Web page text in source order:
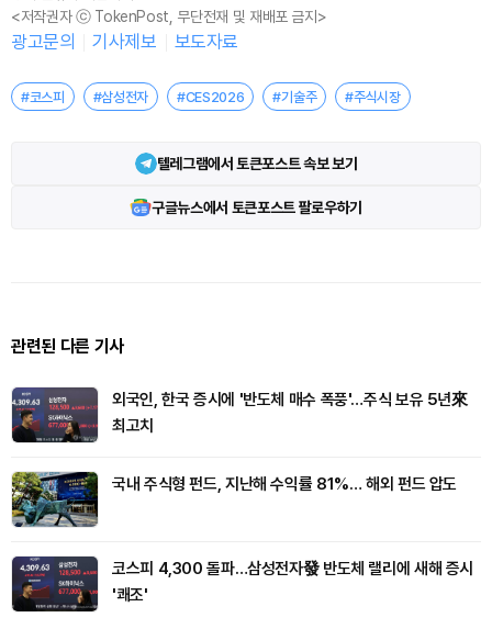
<저작권자 ⓒ TokenPost, 무단전재 및 재배포 금지>
광고문의 기사제보 보도자료
#코스피 #삼성전자 #CES2026 #기술주 #주식시장
텔레그램에서 토큰포스트 속보 보기
구글뉴스에서 토큰포스트 팔로우하기
관련된 다른 기사
외국인, 한국 증시에 '반도체 매수 폭풍'…주식 보유 5년來
최고치
국내 주식형 펀드, 지난해 수익률 81%… 해외 펀드 압도
코스피 4,300 돌파…삼성전자發 반도체 랠리에 새해 증시
'쾌조'